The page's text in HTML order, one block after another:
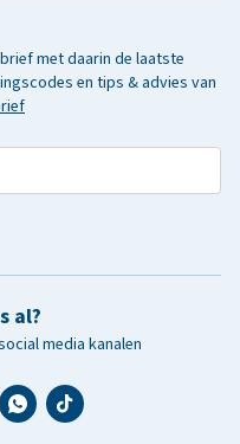
met daarin de laatste
en tips & advies van
al?
media kanalen